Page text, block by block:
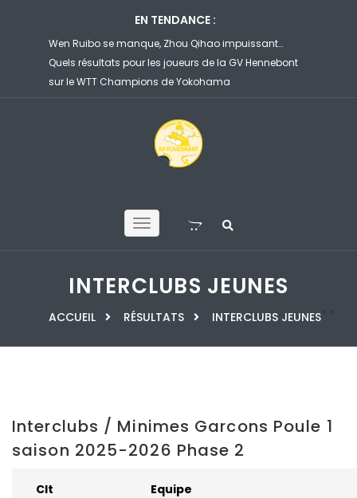
EN TENDANCE :
Wen Ruibo se manque, Zhou Qihao impuissant…
Quels résultats pour les joueurs de la GV Hennebont
sur le WTT Champions de Yokohama
Félix Lebrun
file en 8es de
INTERCLUBS JEUNES
ACCUEIL »
RÉSULTATS INTERCLUBS JEUNES
Interclubs / Minimes Garcons Poule 1
saison 2025-2026 Phase 2
Clt Equipe